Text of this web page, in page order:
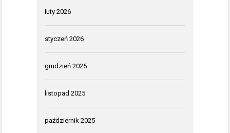
luty 2026
styczeń 2026
grudzień 2025
listopad 2025
październik 2025